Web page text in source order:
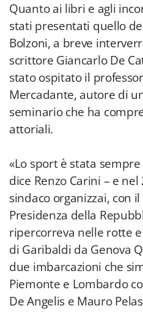
Quanto ai libri e agli
stati presentati quello
Bolzoni, a breve
scrittore Giancarlo De
stato ospitato il
Mercadante, autore di
seminario che ha
attoriali.
«Lo sport è stata
dice Renzo Carini – e
sindaco organizzai, con
Presidenza della
ripercorreva nelle rotte
di Garibaldi da Genova
due imbarcazioni che
Piemonte e Lombardo
De Angelis e Mauro